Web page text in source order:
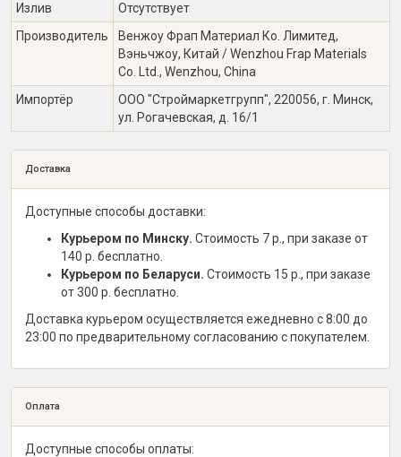
Излив
Отсутствует
Производитель
Венжоу Фрап Материал Ко. Лимитед,
Вэньчжоу, Китай / Wenzhou Frap Materials
Co. Ltd., Wenzhou, China
Импортёр
ООО "Строймаркетгрупп", 220056, г. Минск,
ул. Рогачевская, д. 16/1
Доставка
Доступные способы доставки:
Курьером по Минску. Стоимость 7 р., при заказе от
140 р. бесплатно.
Курьером по Беларуси. Стоимость 15 р., при заказе
от 300 р. бесплатно.
Доставка курьером осуществляется ежедневно с 8:00 до
23:00 по предварительному согласованию с покупателем.
Оплата
Доступные способы оплаты: